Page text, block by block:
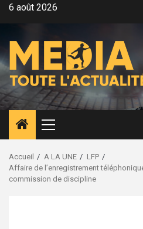
Aller6 août 2026
Menu
principal
Accueil A LA UNE
LFP
Affaire de l’enregistrement
commission de discipline